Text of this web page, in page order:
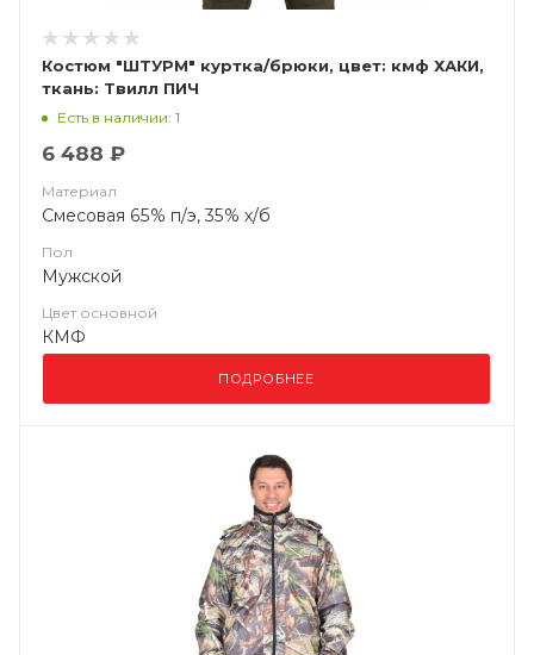
Костюм "ШТУРМ" куртка/брюки, цвет: кмф ХАКИ,
ткань: Твилл ПИЧ
Есть в наличии: 1
6 488 ₽
Материал
Смесовая 65% п/э, 35% х/б
Пол
Мужской
Цвет основной
КМФ
ПОДРОБНЕЕ